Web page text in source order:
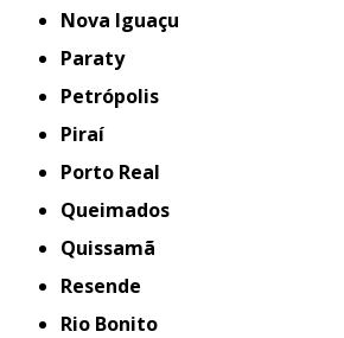
Nova Iguaçu
Paraty
Petrópolis
Piraí
Porto Real
Queimados
Quissamã
Resende
Rio Bonito